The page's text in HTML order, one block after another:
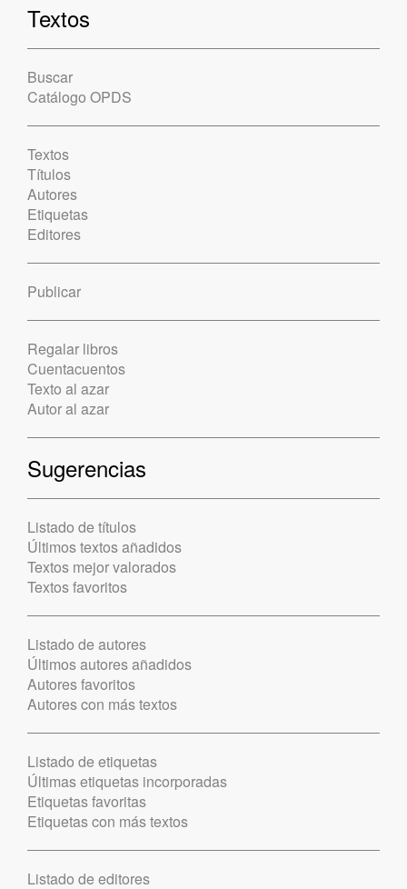
Textos
Buscar
Catálogo OPDS
Textos
Títulos
Autores
Etiquetas
Editores
Publicar
Regalar libros
Cuentacuentos
Texto al azar
Autor al azar
Sugerencias
Listado de títulos
Últimos textos añadidos
Textos mejor valorados
Textos favoritos
Listado de autores
Últimos autores añadidos
Autores favoritos
Autores con más textos
Listado de etiquetas
Últimas etiquetas incorporadas
Etiquetas favoritas
Etiquetas con más textos
Listado de editores